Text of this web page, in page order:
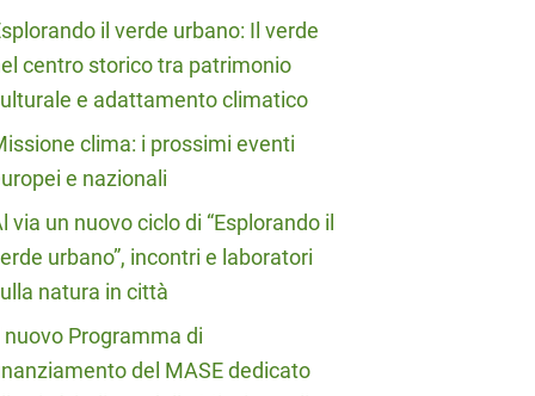
il verde urbano: Il verde
centro storico tra patrimonio
e adattamento climatico
clima: i prossimi eventi
e nazionali
via un nuovo ciclo di “Esplorando il
urbano”, incontri e laboratori
natura in città
nuovo Programma di
del MASE dedicato